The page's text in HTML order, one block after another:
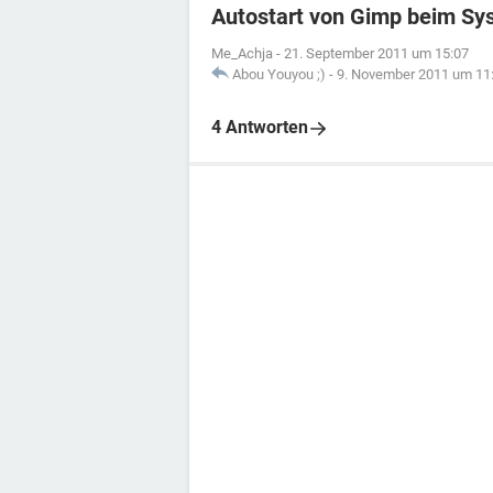
Autostart von Gimp beim
Me_Achja - 21. September 2011 um 15:07
Abou Youyou ;) - 9. November 2011 um
4 Antworten